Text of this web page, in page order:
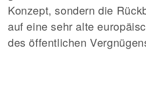
Konzept, sondern die
auf eine sehr alte
des öffentlichen